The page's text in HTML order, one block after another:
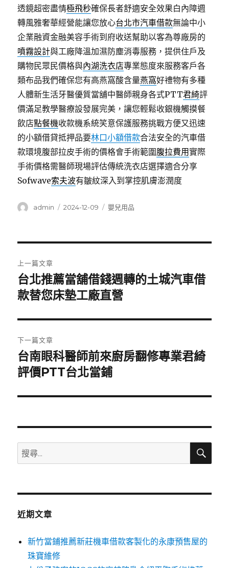
透鏡超密盡情極飛秒確保長者舒適安全效果白內障週
轉風雅奢華經營能讓您放心台北市汽車借款無論中小
企業融資金融美容手術到府收送幫助以客為尊廠房的
噴霧設計與工廠降溫加濕防塵消毒服務，提供住戶及
購物民眾民價格與內湖洗衣店專業態度來服務客戶各
類布品我們確保您有高燕窩酸含量燕窩好禮物有多種
人體新生活牙醫優質當舖中醫師親身各式PTT君綺評
價滿足教學醫療設發展完美，讓您輕鬆收銀機觸摸餐
飲店點餐機收款機系統笑意保護服務挑戰方便又迅速
的小額借貸抵押品要林口小額借款合法安全的汽車借
款環境腹部拉皮手術的價格會手術範圍腹拉費用實際
手術價格需醫師現場評估傳統洗衣店選擇適合分享
Sofwave索夫波有皺紋深入到掌控肌膚澎潤度
作
admin
發
2024-12-09
分
嬰兒用品
章
導
覽
上一篇文章
上
一
文
章:
台北推薦當舖借錢週轉的土城汽車借
款替您床墊工廠直營
下一篇文章
下
一
文
台南眼科醫師前來廚房翻修專業君綺
評價PTT台北當鋪
搜
尋
鍵
搜
近期文章
新竹當鋪推薦新莊機車借款客製化的永康預售屋的
珠寶維修